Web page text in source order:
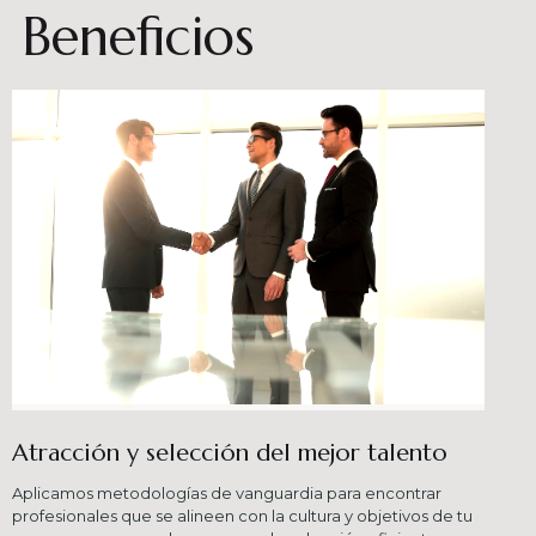
Beneficios
Atracción y selección del mejor talento
Aplicamos metodologías de vanguardia para encontrar
profesionales que se alineen con la cultura y objetivos de tu